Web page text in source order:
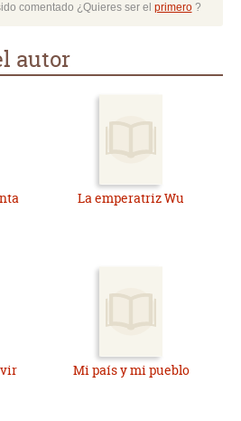
comentado ¿Quieres ser el primero?
autor
La emperatriz Wu
Mi país y mi pueblo